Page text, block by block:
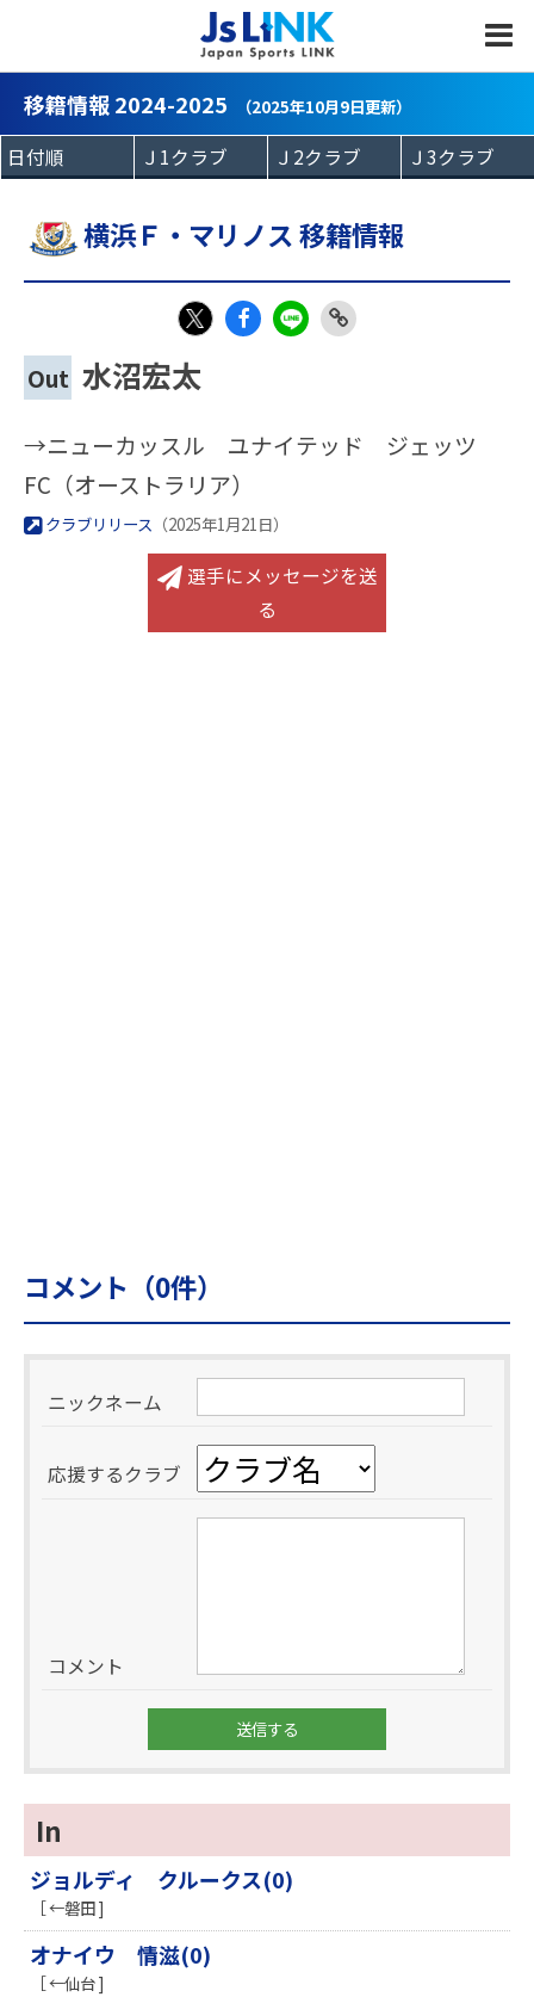
移籍情報 2024-2025 （2025年10月9日更新）
横浜Ｆ・マリノス 移籍情報
k
Out 水沼宏太
→ニューカッスル ユナイテッド ジェッツ
FC（オーストラリア）
クラブリリース （2025年1月21日）
選手にメッセージを送
る
コメント（0件）
ニックネーム
応援するクラブ
コメント
In
ジョルディ クルークス(0)
［ ←磐田 ]
オナイウ 情滋(0)
［ ←仙台 ]